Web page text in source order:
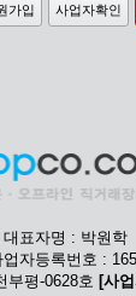
가입 사업자확인
표자명 : 박원학
자등록번호 :
부평-0628호 [사